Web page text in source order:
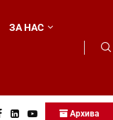
ЗА НАС
Архива